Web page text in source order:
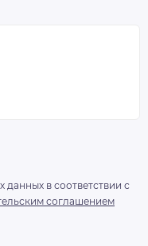
в соответствии с
соглашением